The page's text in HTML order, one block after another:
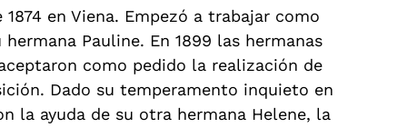
en Viena. Empezó a trabajar como
Pauline. En 1899 las hermanas
como pedido la realización de
Dado su temperamento inquieto en
la ayuda de su otra hermana Helene, la